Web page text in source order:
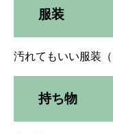
服装
汚れてもいい服装（
持ち物